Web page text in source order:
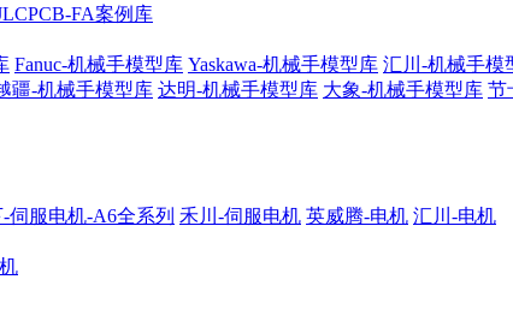
FA案例库
Fanuc-机械手模型库 Yaskawa-机械手模型库 汇川-机械手模
疆-机械手模型库 达明-机械手模型库 大象-机械手模型库 节
伺服电机-A6全系列 禾川-伺服电机 英威腾-电机 汇川-电机